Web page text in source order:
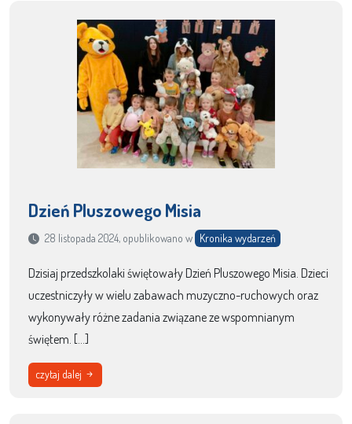
Dzień Pluszowego Misia
28 listopada 2024, opublikowano w Kronika wydarzeń
Dzisiaj przedszkolaki świętowały Dzień Pluszowego Misia. Dzieci
uczestniczyły w wielu zabawach muzyczno-ruchowych oraz
wykonywały różne zadania związane ze wspomnianym
świętem. […]
czytaj dalej